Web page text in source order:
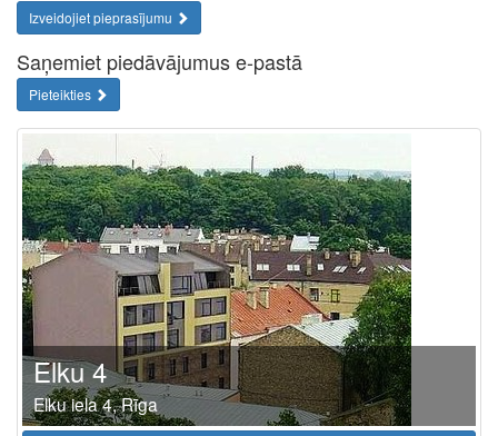
Izveidojiet pieprasījumu
Saņemiet piedāvājumus e-pastā
Pieteikties
Elku 4
Elku iela 4, Rīga